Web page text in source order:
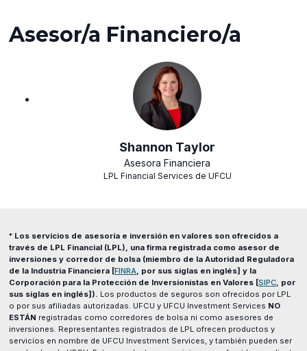
Asesor/a Financiero/a
Shannon Taylor
Asesora Financiera
LPL Financial Services de UFCU
* Los servicios de asesoría e inversión en valores son ofrecidos a
través de LPL Financial (LPL), una firma registrada como asesor de
inversiones y corredor de bolsa (miembro de la Autoridad Reguladora
de la Industria Financiera [FINRA (opens
in
a
new
window)
, por sus siglas en inglés] y la
Corporación para la Protección de Inversionistas en Valores [SIPC, por
sus siglas en inglés]). Los productos de seguros son ofrecidos por LPL
o por sus afiliadas autorizadas. UFCU y UFCU Investment Services NO
ESTÁN registradas como corredores de bolsa ni como asesores de
inversiones. Representantes registrados de LPL ofrecen productos y
servicios en nombre de UFCU Investment Services, y también pueden ser